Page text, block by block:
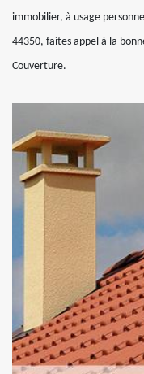
immobilier, à usage
44350, faites appel à la
Couverture.